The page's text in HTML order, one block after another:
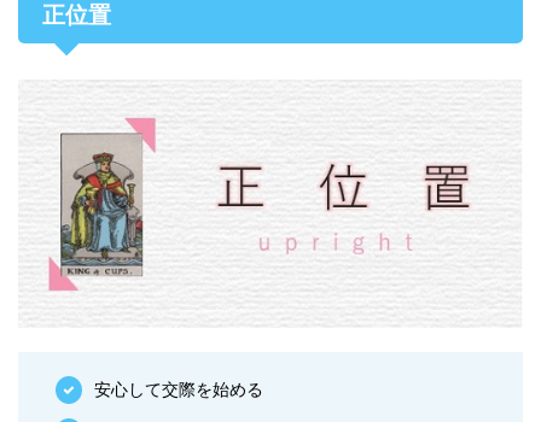
正位置
安心して交際を始める